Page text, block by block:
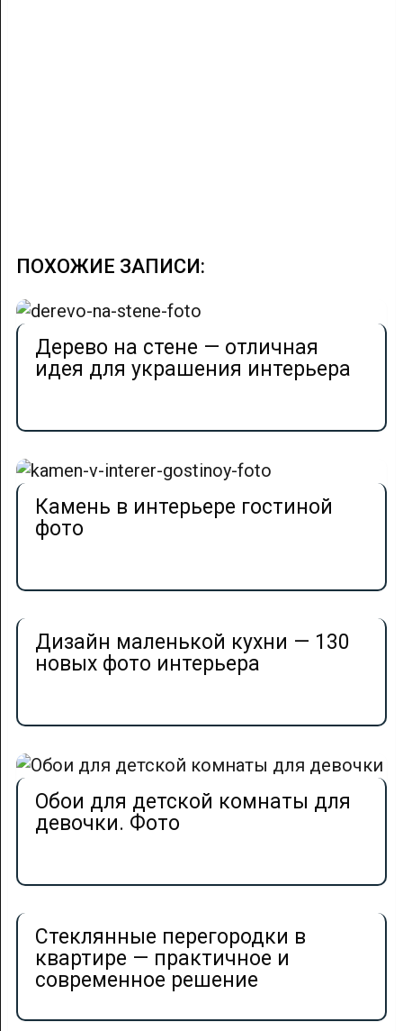
ПОХОЖИЕ ЗАПИСИ:
Дерево на стене — отличная
идея для украшения интерьера
Камень в интерьере гостиной
фото
Дизайн маленькой кухни — 130
новых фото интерьера
Обои для детской комнаты для
девочки. Фото
Стеклянные перегородки в
квартире — практичное и
современное решение